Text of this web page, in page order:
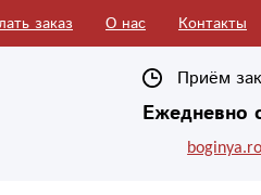
заказ О нас Контакты
Приём
Ежедневно